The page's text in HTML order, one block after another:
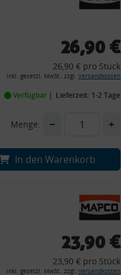
26,90 €
26,90 € pro Stück
inkl. gesetzl. MwSt., zzgl. Versandkosten
Verfügbar Lieferzeit: 1-2 Tage
Menge: − +
In den Warenkorb
23,90 €
23,90 € pro Stück
inkl. gesetzl. MwSt., zzgl. Versandkosten